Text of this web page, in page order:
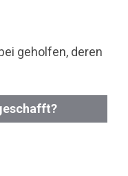
geholfen, deren